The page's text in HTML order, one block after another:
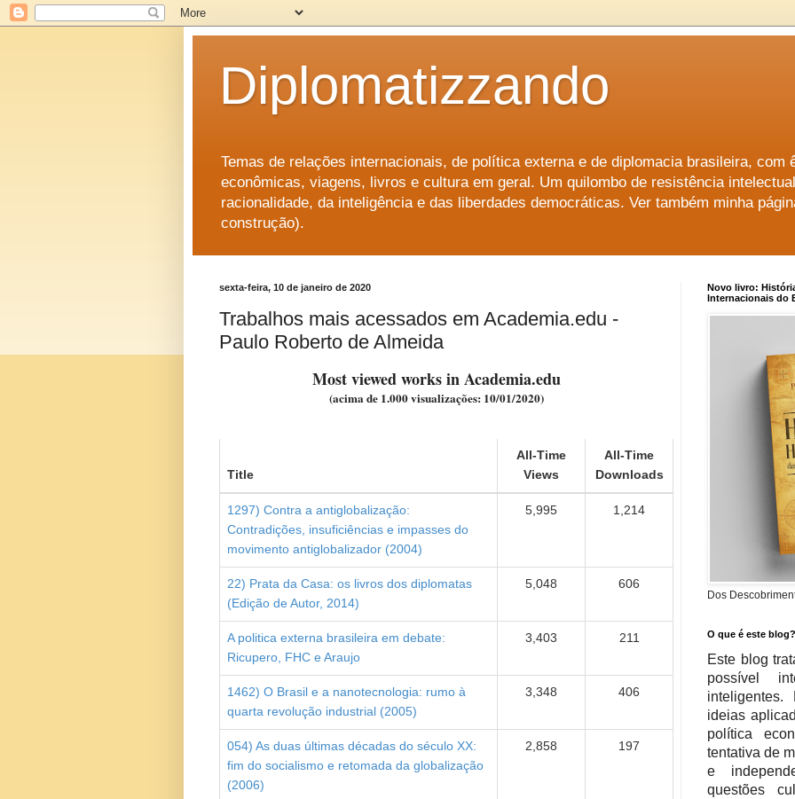
Diplomatizzando
Temas de relações internacionais, de política externa e de diplomacia brasileira, com
econômicas, viagens, livros e cultura em geral. Um quilombo de resistência
racionalidade, da inteligência e das liberdades democráticas. Ver também minha
construção).
sexta-feira, 10 de janeiro de 2020
Trabalhos mais acessados em Academia.edu -
Paulo Roberto de Almeida
Most viewed works in Academia.edu
(acima de 1.000 visualizações: 10/01/2020)
Title
All-Time
Views
All-Time
Downloads
1297) Contra a antiglobalização:
Contradições, insuficiências e impasses do
movimento antiglobalizador (2004)
5,995 1,214
22) Prata da Casa: os livros dos diplomatas
(Edição de Autor, 2014)
5,048 606
A politica externa brasileira em debate:
Ricupero, FHC e Araujo
3,403 211
1462) O Brasil e a nanotecnologia: rumo à
quarta revolução industrial (2005)
3,348 406
054) As duas últimas décadas do século XX:
fim do socialismo e retomada da globalização
(2006)
2,858 197
Novo livro:
Internacionais do
Dos
O que é este blog?
Este blog
possível
ideias
política
tentativa de
e
questões